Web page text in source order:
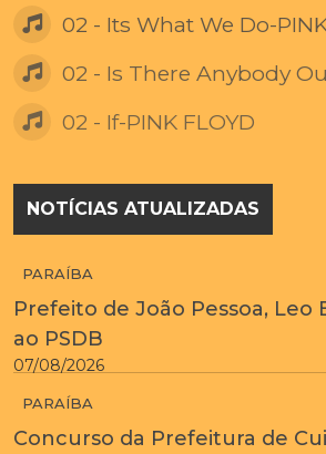
02 - Its What We Do-
02 - Is There Anybody Out
02 - If-PINK FLOYD
NOTÍCIAS ATUALIZADAS
PARAÍBA
Prefeito de João Pessoa, Leo
ao PSDB
07/08/2026
PARAÍBA
Concurso da Prefeitura de